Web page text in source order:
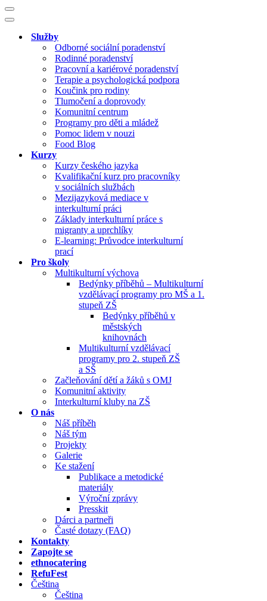
Navigační
menu
Navigační
Služby
Odborné sociální poradenství
Rodinné poradenství
Pracovní a kariérové poradenství
Terapie a psychologická podpora
Koučink pro rodiny
Tlumočení a doprovody
Komunitní centrum
Programy pro děti a mládež
Pomoc lidem v nouzi
Food Blog
Kurzy
Kurzy českého jazyka
Kvalifikační kurz pro pracovníky
v sociálních službách
Mezijazyková mediace v
interkulturní práci
Základy interkulturní práce s
migranty a uprchlíky
E-learning: Průvodce interkulturní
prací
Pro školy
Multikulturní výchova
Bedýnky příběhů – Multikulturní
vzdělávací programy pro MŠ a 1.
stupeň ZŠ
Bedýnky příběhů v
městských
knihovnách
Multikulturní vzdělávací
programy pro 2. stupeň ZŠ
a SŠ
Začleňování dětí a žáků s OMJ
Komunitní aktivity
Interkulturní kluby na ZŠ
O nás
Náš příběh
Náš tým
Projekty
Galerie
Ke stažení
Publikace a metodické
materiály
Výroční zprávy
Presskit
Dárci a partneři
Časté dotazy (FAQ)
Kontakty
Zapojte se
ethnocatering
RefuFest
Čeština
Čeština